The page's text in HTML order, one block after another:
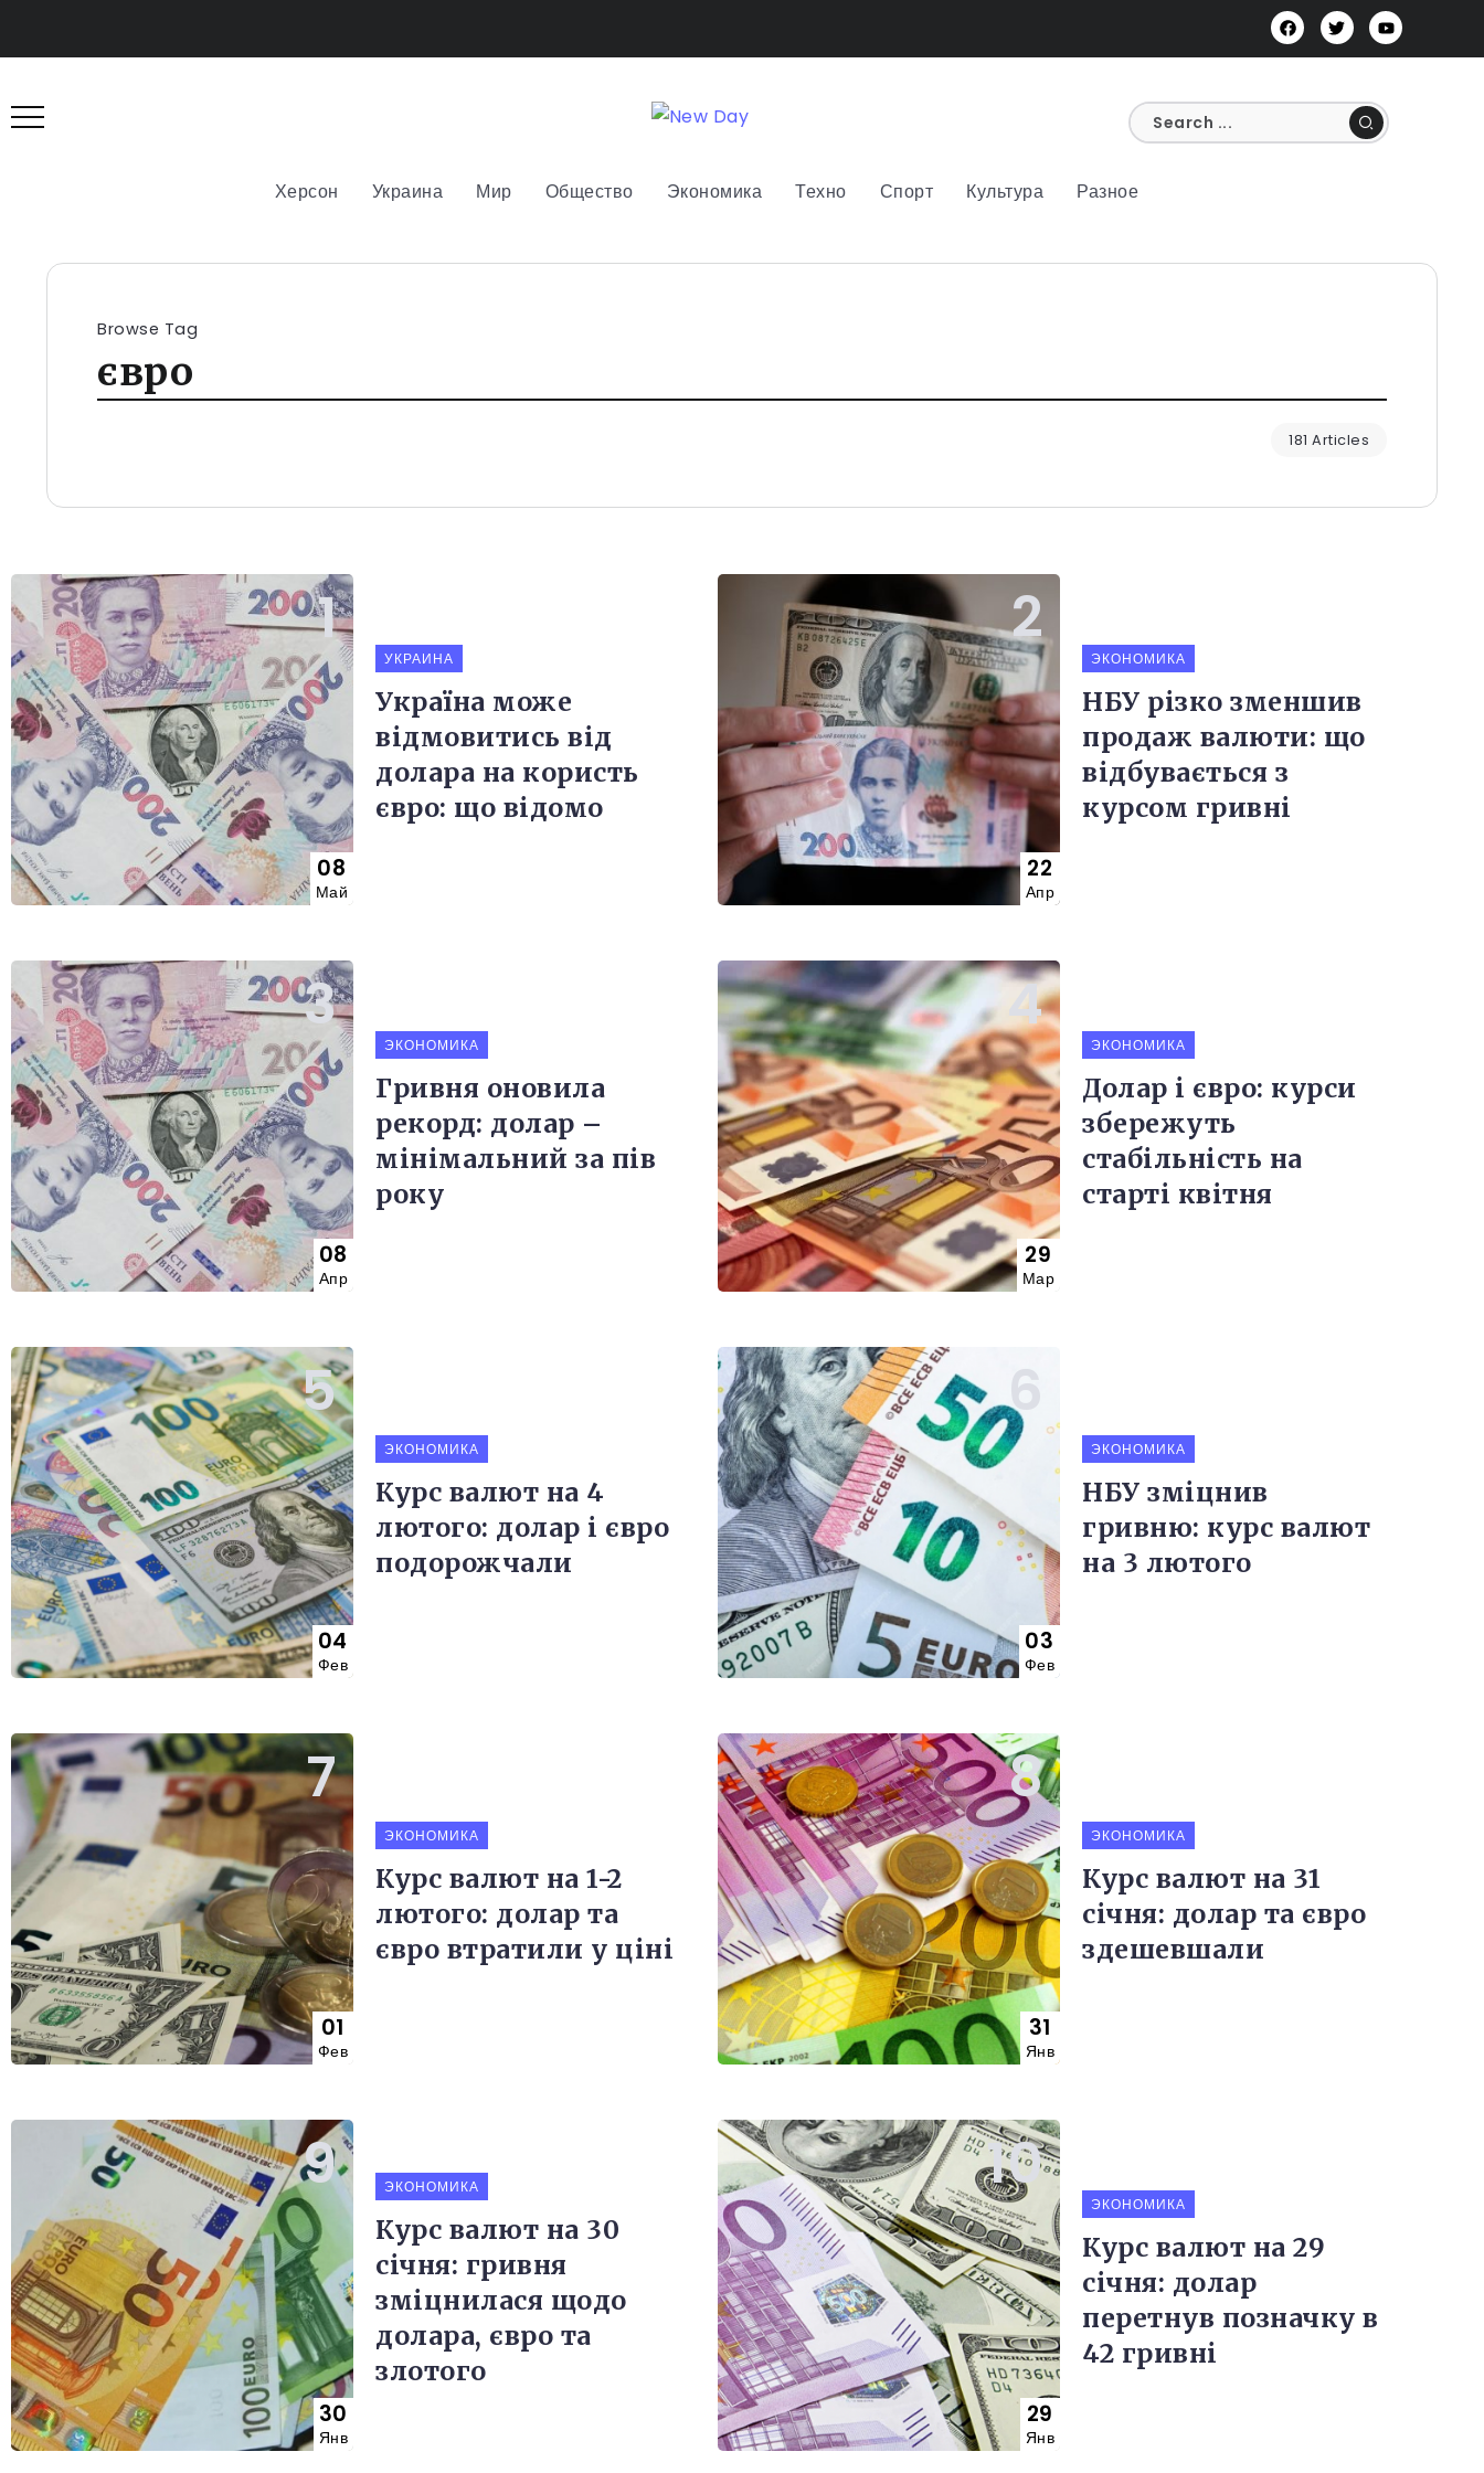
Херсон Украина Мир Общество Экономика Техно Спорт Культура Разное
Browse Tag
євро
181 Articles
08
Май
УКРАИНА
Україна може
відмовитись від
долара на користь
євро: що відомо
22
Апр
ЭКОНОМИКА
НБУ різко зменшив
продаж валюти: що
відбувається з
курсом гривні
08
Апр
ЭКОНОМИКА
Гривня оновила
рекорд: долар –
мінімальний за пів
року
29
Мар
ЭКОНОМИКА
Долар і євро: курси
збережуть
стабільність на
старті квітня
04
Фев
ЭКОНОМИКА
Курс валют на 4
лютого: долар і євро
подорожчали
03
Фев
ЭКОНОМИКА
НБУ зміцнив
гривню: курс валют
на 3 лютого
01
Фев
ЭКОНОМИКА
Курс валют на 1-2
лютого: долар та
євро втратили у ціні
31
Янв
ЭКОНОМИКА
Курс валют на 31
січня: долар та євро
здешевшали
30
Янв
ЭКОНОМИКА
Курс валют на 30
січня: гривня
зміцнилася щодо
долара, євро та
злотого
29
Янв
ЭКОНОМИКА
Курс валют на 29
січня: долар
перетнув позначку в
42 гривні